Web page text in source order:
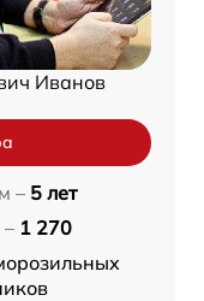
Иванов
– 5 лет
1 270